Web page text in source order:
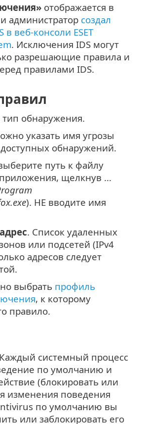
отображается в
администратор создал
веб-консоли ESET
. Исключения IDS могут
разрешающие правила и
правилами IDS.
тип обнаружения.
указать имя угрозы
обнаружений.
путь к файлу
щелкнув ...
). НЕ вводите имя
. Список удаленных
или подсетей (IPv4
адресов следует
выбрать профиль
, к которому
правило.
системный процесс
по умолчанию и
(блокировать или
изменения поведения
по умолчанию вы
или заблокировать его